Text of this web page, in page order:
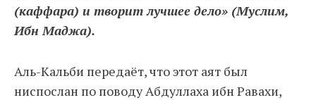
(каффара) и творит лучшее дело» (Муслим,
Ибн Маджа).
Аль-Кальби передаёт, что этот аят был
ниспослан по поводу Абдуллаха ибн Равахи,